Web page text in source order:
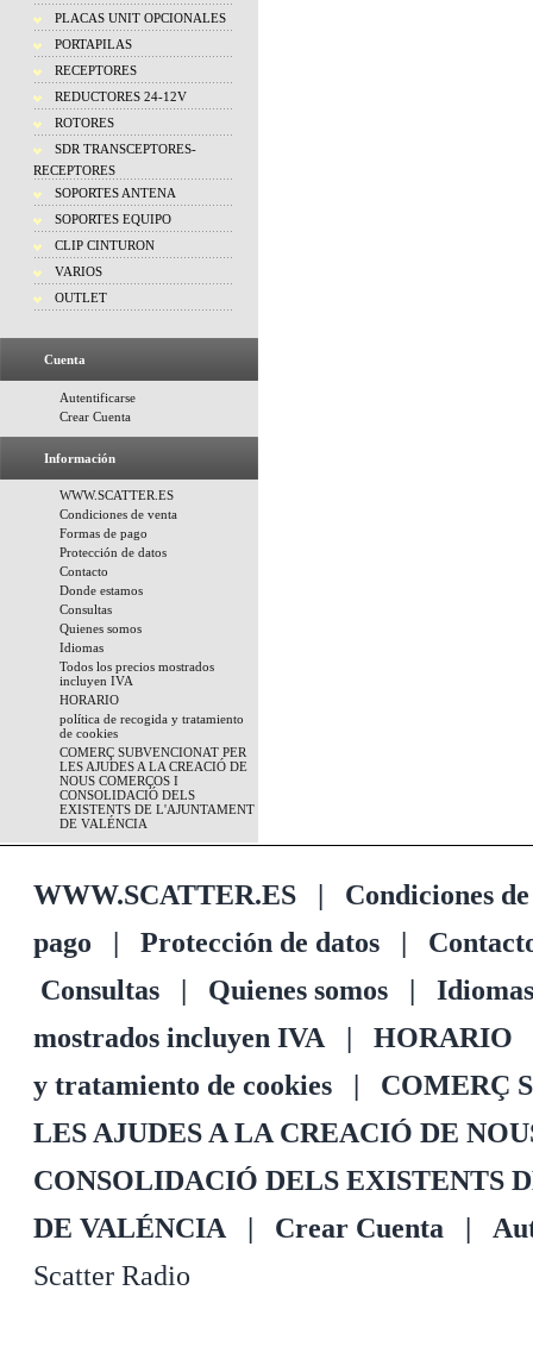
PLACAS UNIT OPCIONALES
PORTAPILAS
RECEPTORES
REDUCTORES 24-12V
ROTORES
SDR TRANSCEPTORES-
RECEPTORES
SOPORTES ANTENA
SOPORTES EQUIPO
CLIP CINTURON
VARIOS
OUTLET
Cuenta
Autentificarse
Crear Cuenta
Información
WWW.SCATTER.ES
Condiciones de venta
Formas de pago
Protección de datos
Contacto
Donde estamos
Consultas
Quienes somos
Idiomas
Todos los precios mostrados
incluyen IVA
HORARIO
política de recogida y tratamiento
de cookies
COMERÇ SUBVENCIONAT PER
LES AJUDES A LA CREACIÓ DE
NOUS COMERÇOS I
CONSOLIDACIÓ DELS
EXISTENTS DE L'AJUNTAMENT
DE VALÉNCIA
WWW.SCATTER.ES | Condiciones
pago | Protección de datos |
Consultas | Quienes somos | Idiomas
mostrados incluyen IVA | HORARIO
y tratamiento de cookies | COMERÇ
LES AJUDES A LA CREACIÓ DE
CONSOLIDACIÓ DELS EXISTENTS
DE VALÉNCIA | Crear Cuenta |
Scatter Radio